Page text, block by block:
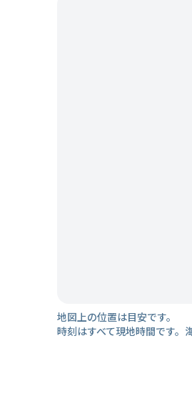
地図上の位置は目安です。
時刻はすべて現地時間です。